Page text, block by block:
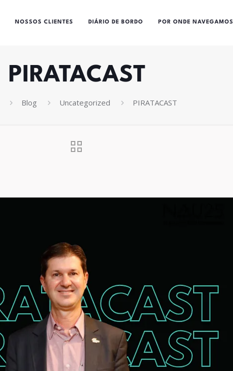
NOSSOS CLIENTES DIÁRIO DE BORDO POR ONDE NAVEGAMOS
PIRATACAST
Blog Uncategorized PIRATACAST